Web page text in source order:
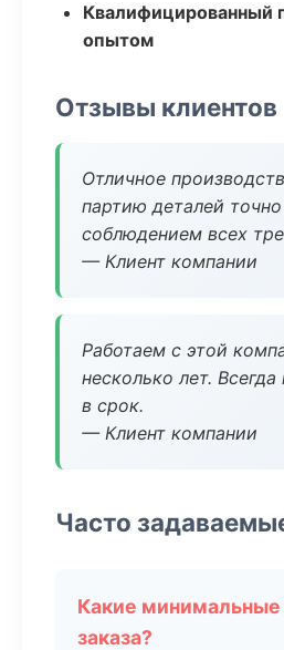
Квалифицированный
опытом
Отзывы клиентов
Отличное
партию деталей
соблюдением всех
— Клиент компании
Работаем с этой
несколько лет. Всегда
в срок.
— Клиент компании
Часто
Какие
заказа?